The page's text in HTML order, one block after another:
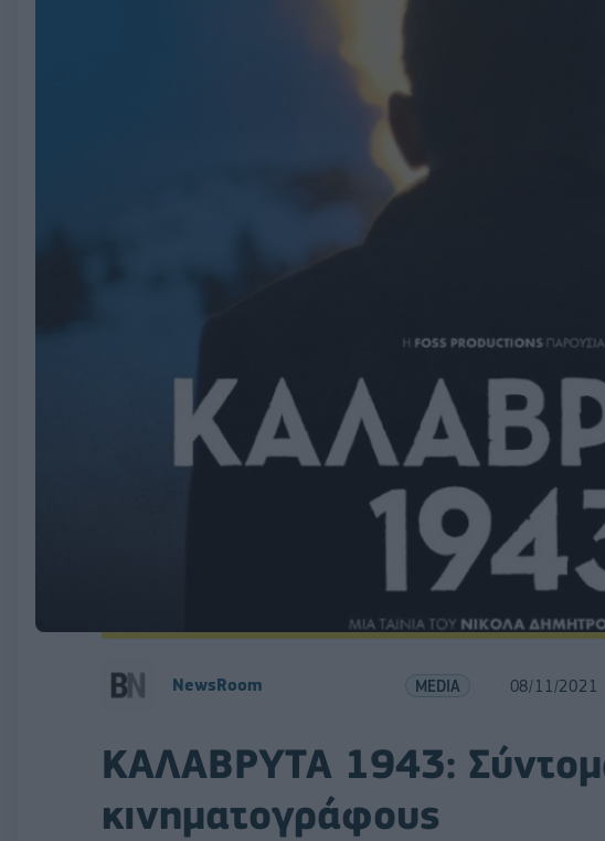
NewsRoom MEDIA 08/11/2021
ΚΑΛΑΒΡΥΤΑ 1943:
κινηματογράφους